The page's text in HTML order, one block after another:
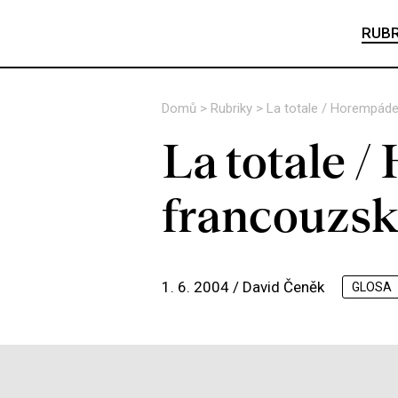
Domů > Rubriky > La totale /
La totale /
1. 6. 2004 / David Čeněk GLOSA